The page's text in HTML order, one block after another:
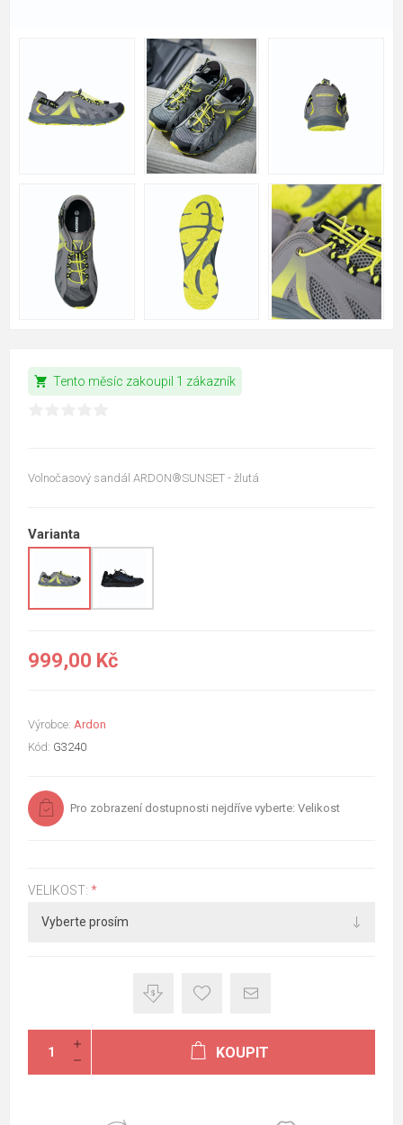
shopping_cart Tento měsíc zakoupil 1 zákazník
Volnočasový sandál ARDON®SUNSET - žlutá
Varianta
999,00 Kč
Výrobce: Ardon
Kód: G3240
Pro zobrazení dostupnosti nejdříve vyberte: Velikost
VELIKOST: *
KOUPIT